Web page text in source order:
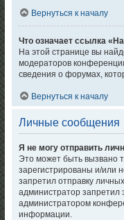
Вернуться к началу
Что означает ссылка
На этой странице вы
модераторов
сведения о форумах,
Вернуться к началу
Личные сообщения
Я не могу отправить
Это может быть вызвано
зарегистрированы и/или
запретил отправку
администратор запретил
администратором
информации.